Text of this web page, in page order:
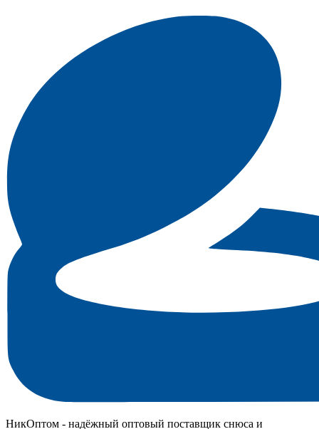
НикОптом - надёжный оптовый поставщик снюса и